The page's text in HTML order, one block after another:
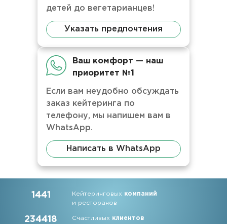
детей до вегетарианцев!
Указать предпочтения
Ваш комфорт — наш
приоритет №1
Если вам неудобно обсуждать
заказ кейтеринга по
телефону, мы напишем вам в
WhatsApp.
Написать в WhatsApp
1441 Кейтеринговых компаний
и ресторанов
234418 Счастливых клиентов